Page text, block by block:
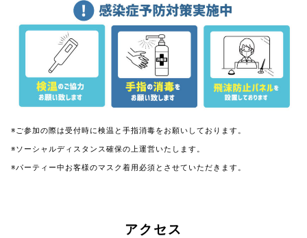
※ご参加の際は受付時に検温と手指消毒をお願いしております。
※ソーシャルディスタンス確保の上運営いたします。
※パーティー中お客様のマスク着用必須とさせていただきます。
アクセス